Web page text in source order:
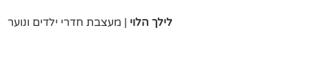
לילך הלוי | מעצבת חדרי ילדים ונוער